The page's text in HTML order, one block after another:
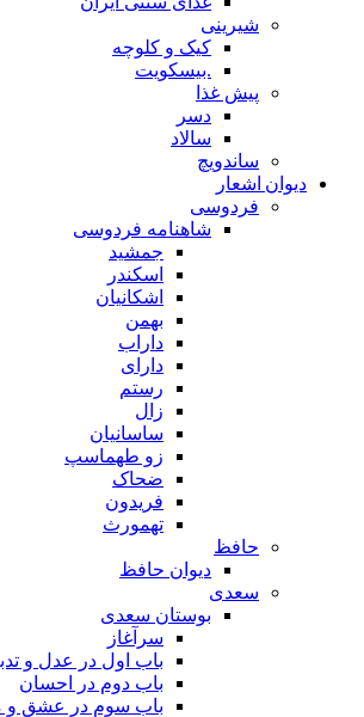
شیرینی
کیک و کلوچه
.بیسکویت
پیش غذا
دسر
سالاد
ساندویچ
دیوان اشعار
فردوسی
شاهنامه فردوسی
جمشید
اسکندر
اشکانیان
بهمن
داراب
دارای
رستم
زال
ساسانیان
زو طهماسپ‏
ضحاک
فریدون
تهمورث
حافظ
دیوان حافظ
سعدی
بوستان سعدی
سرآغاز
باب اول در عدل و
باب دوم در احسان
باب سوم در عشق و